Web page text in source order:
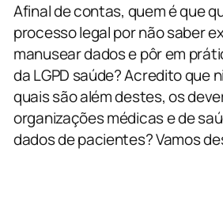
Afinal de contas, quem é que
processo legal por não saber
manusear dados e pôr em
da LGPD saúde? Acredito que
quais são além destes, os
organizações médicas e de
dados de pacientes? Vamos